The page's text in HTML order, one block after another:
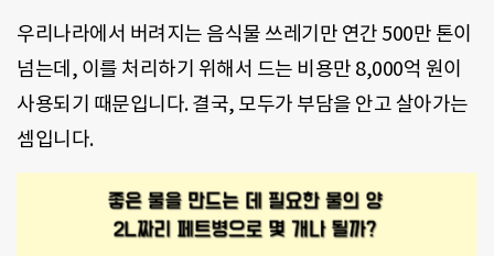
우리나라에서 버려지는 음식물 쓰레기만 연간 500만 톤이
넘는데, 이를 처리하기 위해서 드는 비용만 8,000억 원이
사용되기 때문입니다. 결국, 모두가 부담을 안고 살아가는
셈입니다.